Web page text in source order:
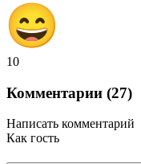
10
Комментарии (27)
Написать комментарий
Как гость